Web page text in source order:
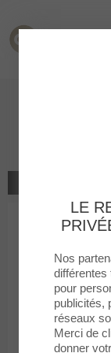
Cormontreuil
LE
Nos
différentes
pour
publicités,
réseaux
Merci de
donner